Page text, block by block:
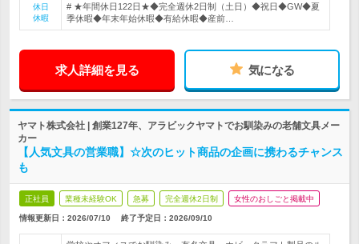
休日
休暇
# ★年間休日122日★◆完全週休2日制（土日）◆祝日◆GW◆夏
季休暇◆年末年始休暇◆有給休暇◆産前…
求人詳細を見る 気になる
ヤマト株式会社 | 創業127年、アラビックヤマトでお馴染みの老舗文具メー
カー
【人気文具の営業職】☆次のヒット商品の企画に携わるチャンス
も
正社員 業種未経験OK 急募 完全週休2日制 女性のおしごと掲載中
情報更新日：2026/07/10 終了予定日： 2026/09/10